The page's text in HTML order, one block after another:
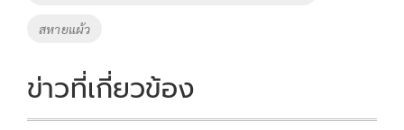
สหายแผ้ว
ข่าวที่เกี่ยวข้อง